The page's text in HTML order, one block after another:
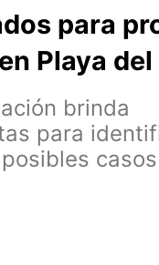
para
Playa
brinda
para